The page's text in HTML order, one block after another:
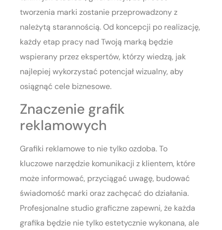
tworzenia marki zostanie przeprowadzony z
należytą starannością. Od koncepcji po realizację,
każdy etap pracy nad Twoją marką będzie
wspierany przez ekspertów, którzy wiedzą, jak
najlepiej wykorzystać potencjał wizualny, aby
osiągnąć cele biznesowe.
Znaczenie grafik
reklamowych
Grafiki reklamowe to nie tylko ozdoba. To
kluczowe narzędzie komunikacji z klientem, które
może informować, przyciągać uwagę, budować
świadomość marki oraz zachęcać do działania.
Profesjonalne studio graficzne zapewni, że każda
grafika będzie nie tylko estetycznie wykonana, ale